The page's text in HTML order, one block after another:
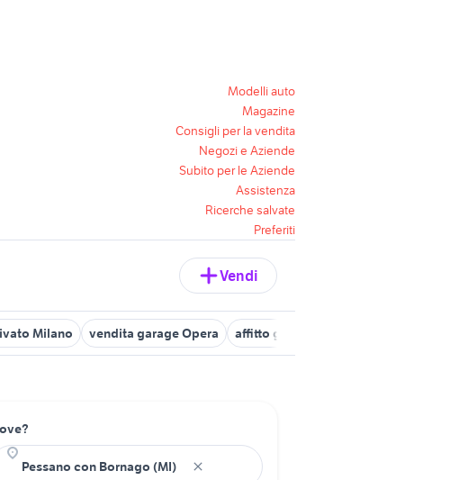
Modelli auto
Magazine
Consigli per la vendita
Negozi e Aziende
Subito per le Aziende
Assistenza
Ricerche salvate
Preferiti
Vendi
Milano vendita garage Opera affitto garage Paderno Dugnano